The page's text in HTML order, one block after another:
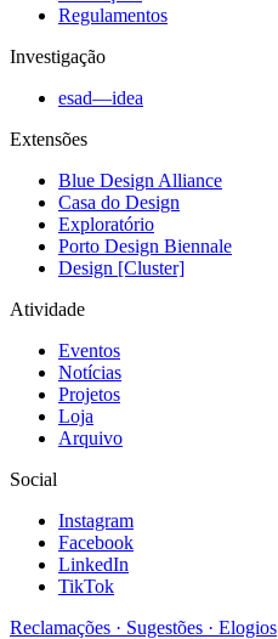
Regulamentos
Investigação
esad—idea
Extensões
Blue Design Alliance
Casa do Design
Exploratório
Porto Design Biennale
Design [Cluster]
Atividade
Eventos
Notícias
Projetos
Loja
Arquivo
Social
Instagram
Facebook
LinkedIn
TikTok
Reclamações · Sugestões · Elogios